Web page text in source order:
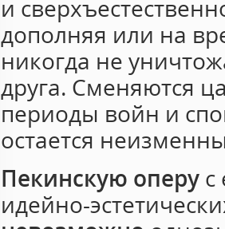
и
дополняя или на
никогда не
друга. Сменяются
периоды войн и
остается
Пекинскую оперус
идейно-